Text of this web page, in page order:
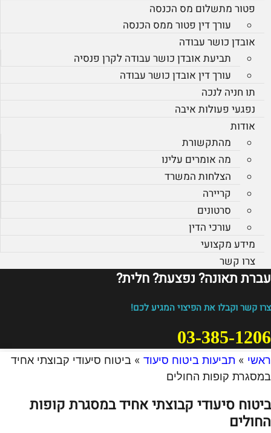
פטור מתשלום מס הכנסה
עורך דין פטור ממס הכנסה
אובדן כושר עבודה
תביעת אובדן כושר עבודה לקרן פנסיה
עורך דין אובדן כושר עבודה
תו חניה לנכה
נפגעי פעולות איבה
אודות
מהתקשורת
מה אומרים עלינו
הצלחות המשרד
קריירה
סרטונים
עורכי הדין
מידע מקצועי
צרו קשר
עברת תאונה? נפצעת? חלית?​
צרו קשר וקבלו את הפיצוי המגיע לכם!
03-385-1206
ראשי » תביעות ביטוח סיעוד » ביטוח סיעודי קבוצתי אחיד
במסגרת קופות החולים
ביטוח סיעודי קבוצתי אחיד במסגרת קופות
החולים